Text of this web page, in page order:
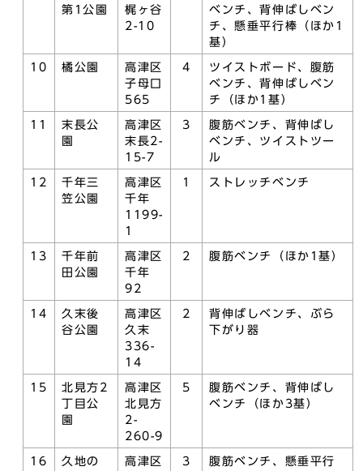
第1公園
梶ヶ谷
2-10
ベンチ、背伸ばしベン
チ、懸垂平行棒（ほか1
基）
10 橘公園
高津区
子母口
565
4
ツイストボード、腹筋
ベンチ、背伸ばしベン
チ（ほか1基）
11
末長公
園
高津区
末長2-
15-7
3
腹筋ベンチ、背伸ばし
ベンチ、ツイストツー
ル
12
千年三
笠公園
高津区
千年
1199-
1
1 ストレッチベンチ
13
千年前
田公園
高津区
千年
92
2 腹筋ベンチ（ほか1基）
14
久末後
谷公園
高津区
久末
336-
14
2
背伸ばしベンチ、ぶら
下がり器
15
北見方2
丁目公
園
高津区
北見方
2-
260-9
5
腹筋ベンチ、背伸ばし
ベンチ（ほか3基）
16
久地の
高津区
3
腹筋ベンチ、懸垂平行